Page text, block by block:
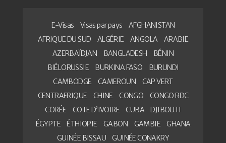
E-Visas Visas par pays
AFGHANISTAN
AFRIQUE DU SUD
ALGÉRIE ANGOLA
ARABIE
AZERBAÏDJAN
BANGLADESH
BÉNIN
BIÉLORUSSIE
BURKINA FASO
BURUNDI
CAMBODGE
CAMEROUN
CAP VERT
CENTRAFRIQUE
CHINE CONGO
CONGO RDC
CORÉE
COTE D’IVOIRE CUBA
DJIBOUTI
ÉGYPTE
ÉTHIOPIE GABON GAMBIE
GHANA
GUINÉE BISSAU
GUINÉE CONAKRY